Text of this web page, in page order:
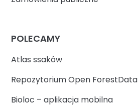
POLECAMY
Atlas ssaków
Repozytorium Open ForestData
Bioloc – aplikacja mobilna